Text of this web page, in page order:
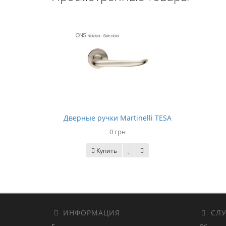
Дверные ручки Martinelli TESA
0 грн
Купить
ИНФОРМАЦИЯ